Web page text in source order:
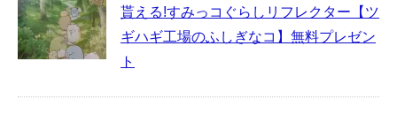
貰える!すみっコぐらしリフレクター【ツ
ギハギ工場のふしぎなコ】無料プレゼン
ト